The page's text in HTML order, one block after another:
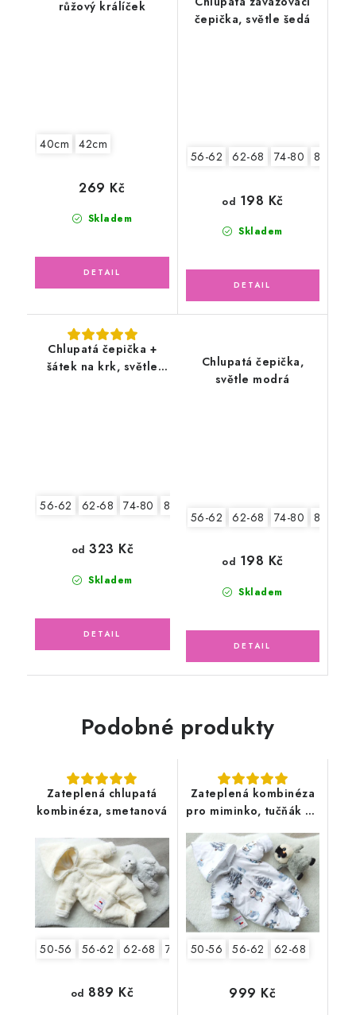
růžový králíček
40cm 42cm
Skladem
269 Kč
čepička, světle šedá
56-62 62-68 74-80 80-86
Skladem
od 198 Kč
Chlupatá čepička +
šátek na krk, světle
56-62 62-68 74-80 80-86
Skladem
od 323 Kč
Chlupatá čepička,
světle modrá
56-62 62-68 74-80 80-86
Skladem
od 198 Kč
Podobné produkty
Zateplená chlupatá
kombinéza, smetanová
50-56 56-62 62-68 74-80
od 889 Kč
Zateplená kombinéza
pro miminko, tučňák se
50-56 56-62 62-68
999 Kč